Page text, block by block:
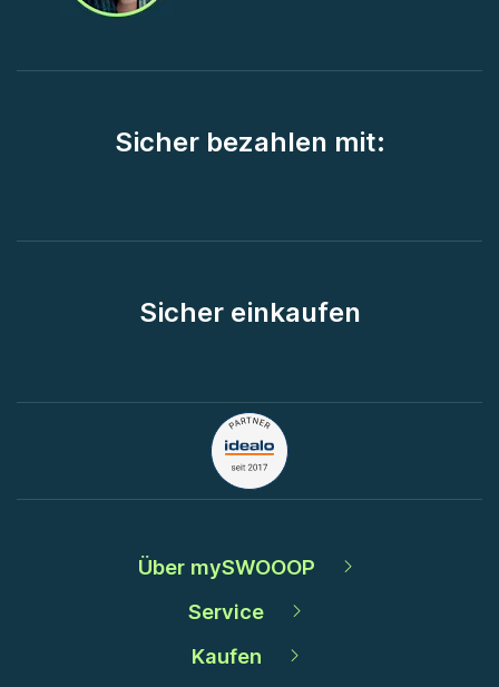
Sicher bezahlen mit:
Sicher einkaufen
Über mySWOOOP
Service
Kaufen